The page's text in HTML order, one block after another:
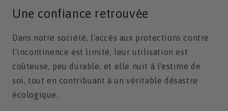
Une confiance retrouvée
Dans notre société, l'accès aux protections contre
l'incontinence est limité, leur utilisation est
coûteuse, peu durable, et elle nuit à l'estime de
soi, tout en contribuant à un véritable désastre
écologique.